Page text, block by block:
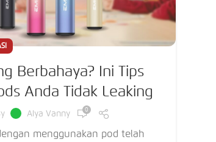
Berbahaya? Ini Tips
Anda Tidak Leaking
Alya Vanny 0
menggunakan pod telah